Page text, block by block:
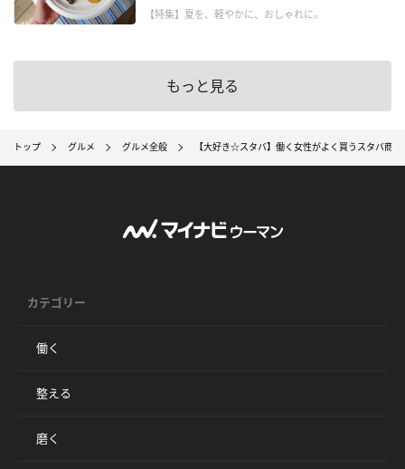
【特集】夏を、軽やかに、おしゃれに。
もっと見る
トップ グルメ グルメ全般 【大好き☆スタバ】働く女性がよく買うスタバ商
カテゴリー
働く
整える
磨く